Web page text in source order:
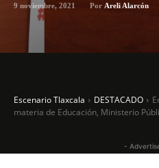
9 noviembre, 2021 Por Areli Alarcón
Escenario Tlaxcala DESTACADO
materia de Educación, Ministerio
-